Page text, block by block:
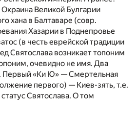
Великой Булгарии
хана в Балтаваре (совр.
Хазарии в Поднепровье
(в честь еврейской традиции
Святослава возникает топоним
очевидно не имя. Два
Первый «Ки Ю» — Смертельная
первого) — Киев-зять, т.е.
Святослава. О том